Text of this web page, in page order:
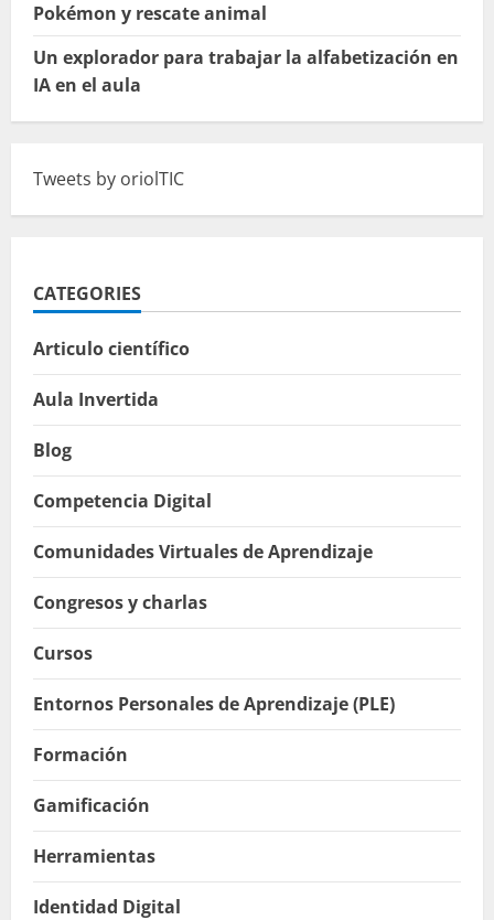
Pokémon y rescate animal
Un explorador para trabajar la alfabetización en
IA en el aula
Tweets by oriolTIC
CATEGORIES
Articulo científico
Aula Invertida
Blog
Competencia Digital
Comunidades Virtuales de Aprendizaje
Congresos y charlas
Cursos
Entornos Personales de Aprendizaje (PLE)
Formación
Gamificación
Herramientas
Identidad Digital